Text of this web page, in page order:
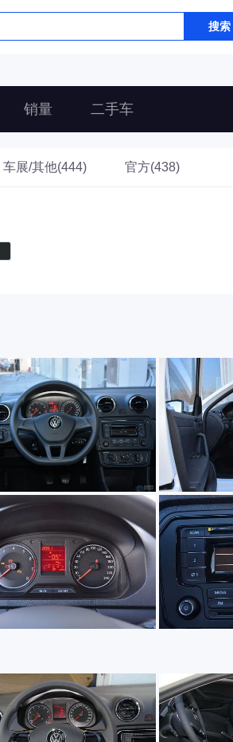
搜索
销量 二手车
车展/其他(444) 官方(438)